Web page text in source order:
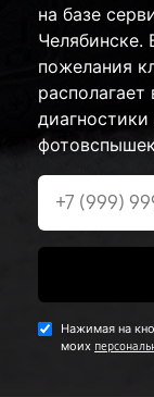
на базе
Челябинске.
пожелания
Нажимая на
моих